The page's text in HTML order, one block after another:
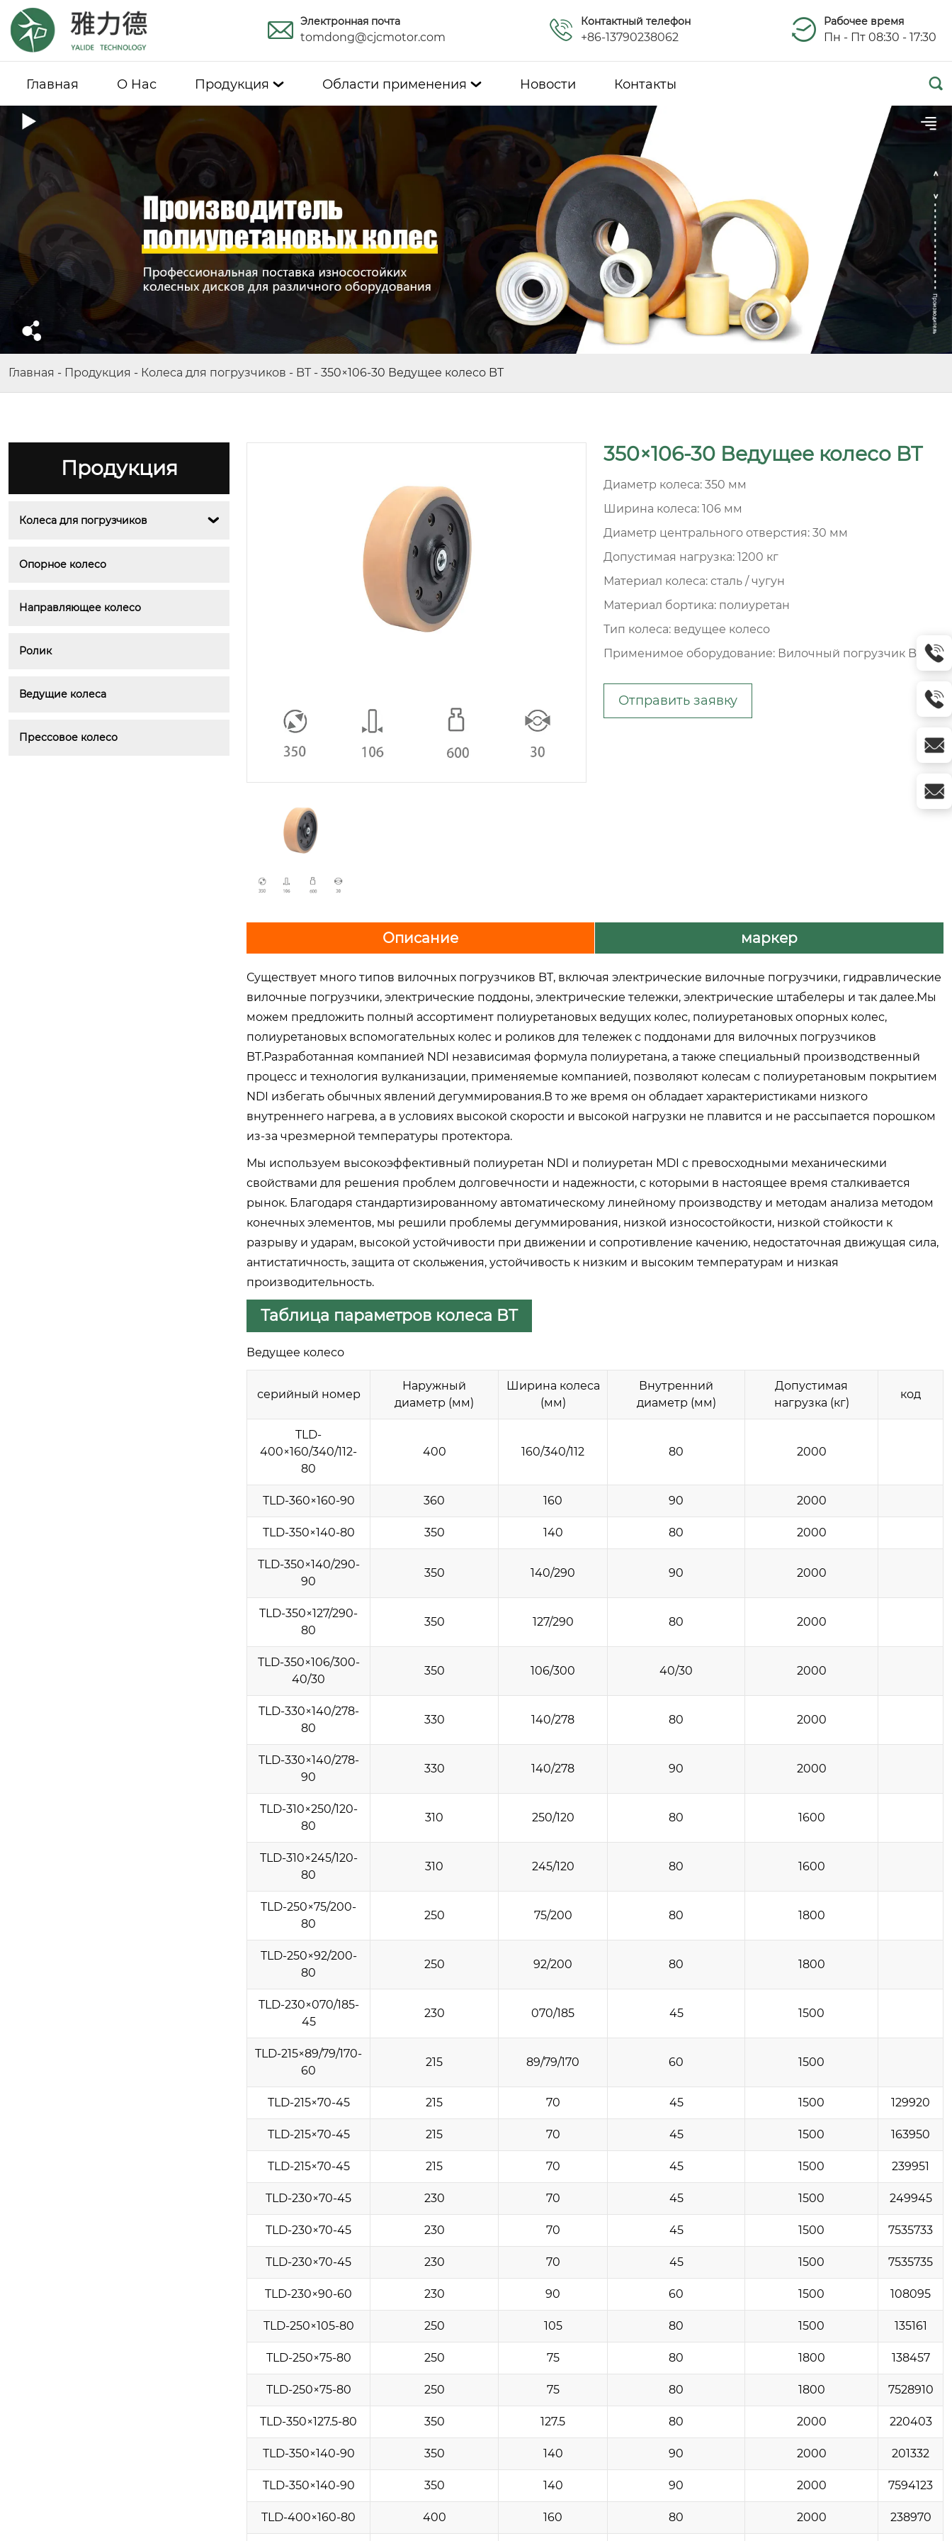
Электронная почта
tomdong@cjcmotor.com
Контактный телефон
+86-13790238062
Рабочее время
Пн - Пт 08:30 - 17:30
Главная О Hас Продукция  Области применения  Новости Контакты 
Главная - Продукция - Колеса для погрузчиков - BT- 350×106-30 Ведущее колесо BT
Продукция
Колеса для погрузчиков 
Опорное колесо
Направляющее колесо
Ролик
Ведущие колеса
Прессовое колесо
350×106-30 Ведущее колесо BT
Диаметр колеса: 350 мм
Ширина колеса: 106 мм
Диаметр центрального отверстия: 30 мм
Допустимая нагрузка: 1200 кг
Материал колеса: сталь / чугун
Материал бортика: полиуретан
Тип колеса: ведущее колесо
Применимое оборудование: Вилочный погрузчик BT
Отправить заявку
Описание маркер
Существует много типов вилочных погрузчиков BT, включая электрические вилочные погрузчики, гидравлические
вилочные погрузчики, электрические поддоны, электрические тележки, электрические штабелеры и так далее.Мы
можем предложить полный ассортимент полиуретановых ведущих колес, полиуретановых опорных колес,
полиуретановых вспомогательных колес и роликов для тележек с поддонами для вилочных погрузчиков
BT.Разработанная компанией NDI независимая формула полиуретана, а также специальный производственный
процесс и технология вулканизации, применяемые компанией, позволяют колесам с полиуретановым покрытием
NDI избегать обычных явлений дегуммирования.В то же время он обладает характеристиками низкого
внутреннего нагрева, а в условиях высокой скорости и высокой нагрузки не плавится и не рассыпается порошком
из-за чрезмерной температуры протектора.
Мы используем высокоэффективный полиуретан NDI и полиуретан MDI с превосходными механическими
свойствами для решения проблем долговечности и надежности, с которыми в настоящее время сталкивается
рынок. Благодаря стандартизированному автоматическому линейному производству и методам анализа методом
конечных элементов, мы решили проблемы дегуммирования, низкой износостойкости, низкой стойкости к
разрыву и ударам, высокой устойчивости при движении и сопротивление качению, недостаточная движущая сила,
антистатичность, защита от скольжения, устойчивость к низким и высоким температурам и низкая
производительность.
Таблица параметров колеса BT
Ведущее колесо
серийный номер
Наружный
диаметр (мм)
Ширина колеса
(мм)
Внутренний
диаметр (мм)
Допустимая
нагрузка (кг)
код
TLD-
400×160/340/112-
80
400 160/340/112 80 2000
TLD-360×160-90 360 160 90 2000
TLD-350×140-80 350 140 80 2000
TLD-350×140/290-
90
350 140/290 90 2000
TLD-350×127/290-
80
350 127/290 80 2000
TLD-350×106/300-
40/30
350 106/300 40/30 2000
TLD-330×140/278-
80
330 140/278 80 2000
TLD-330×140/278-
90
330 140/278 90 2000
TLD-310×250/120-
80
310 250/120 80 1600
TLD-310×245/120-
80
310 245/120 80 1600
TLD-250×75/200-
80
250 75/200 80 1800
TLD-250×92/200-
80
250 92/200 80 1800
TLD-230×070/185-
45
230 070/185 45 1500
TLD-215×89/79/170-
60
215 89/79/170 60 1500
TLD-215×70-45 215 70 45 1500 129920
TLD-215×70-45 215 70 45 1500 163950
TLD-215×70-45 215 70 45 1500 239951
TLD-230×70-45 230 70 45 1500 249945
TLD-230×70-45 230 70 45 1500 7535733
TLD-230×70-45 230 70 45 1500 7535735
TLD-230×90-60 230 90 60 1500 108095
TLD-250×105-80 250 105 80 1500 135161
TLD-250×75-80 250 75 80 1800 138457
TLD-250×75-80 250 75 80 1800 7528910
TLD-350×127.5-80 350 127.5 80 2000 220403
TLD-350×140-90 350 140 90 2000 201332
TLD-350×140-90 350 140 90 2000 7594123
TLD-400×160-80 400 160 80 2000 238970